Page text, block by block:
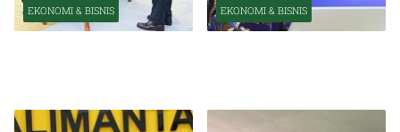
EKONOMI & BISNIS EKONOMI & BISNIS